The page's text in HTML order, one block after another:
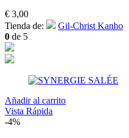
€ 3,00
Tienda de:
Gil-Christ Kanho
0 de 5
Añadir al carrito
Vista Rápida
-4%